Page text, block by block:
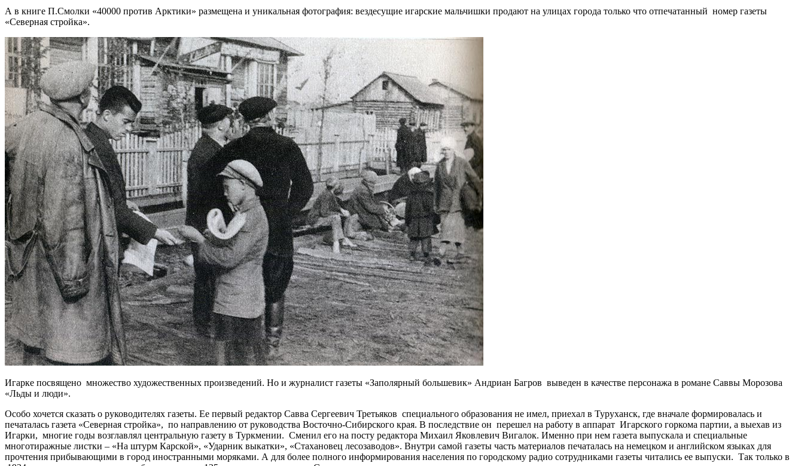
А в книге П.Смолки «40000 против Арктики» размещена и уникальная фотография: вездесущие игарские мальчишки продают на улицах города только что отпечатанный номер газеты
«Северная стройка».
Игарке посвящено множество художественных произведений. Но и журналист газеты «Заполярный большевик» Андриан Багров выведен в качестве персонажа в романе Саввы Морозова
«Льды и люди».
Особо хочется сказать о руководителях газеты. Ее первый редактор Савва Сергеевич Третьяков специального образования не имел, приехал в Туруханск, где вначале формировалась и
печаталась газета «Северная стройка», по направлению от руководства Восточно-Сибирского края. В последствие он перешел на работу в аппарат Игарского горкома партии, а выехав из
Игарки, многие годы возглавлял центральную газету в Туркмении. Сменил его на посту редактора Михаил Яковлевич Вигалок. Именно при нем газета выпускала и специальные
многотиражные листки – «На штурм Карской», «Ударник выкатки», «Стахановец лесозаводов». Внутри самой газеты часть материалов печаталась на немецком и английском языках для
прочтения прибывающими в город иностранными моряками. А для более полного информирования населения по городскому радио сотрудниками газеты читались ее выпуски. Так только в